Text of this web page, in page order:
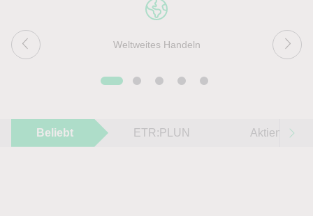
Weltweites Handeln
Beliebt ETR:PLUN Aktien im